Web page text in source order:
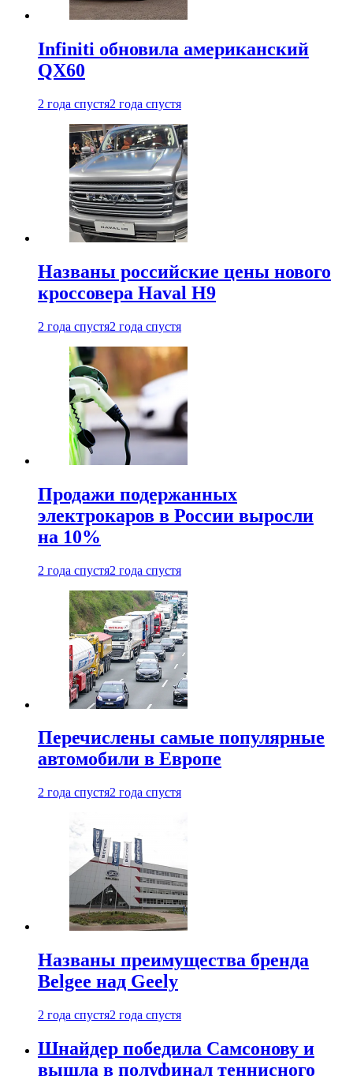
Infiniti обновила американский
QX60
2 года спустя2 года спустя
Названы российские цены нового
кроссовера Haval H9
2 года спустя2 года спустя
Продажи подержанных
электрокаров в России выросли
на 10%
2 года спустя2 года спустя
Перечислены самые популярные
автомобили в Европе
2 года спустя2 года спустя
Названы преимущества бренда
Belgee над Geely
2 года спустя2 года спустя
Шнайдер победила Самсонову и
вышла в полуфинал теннисного